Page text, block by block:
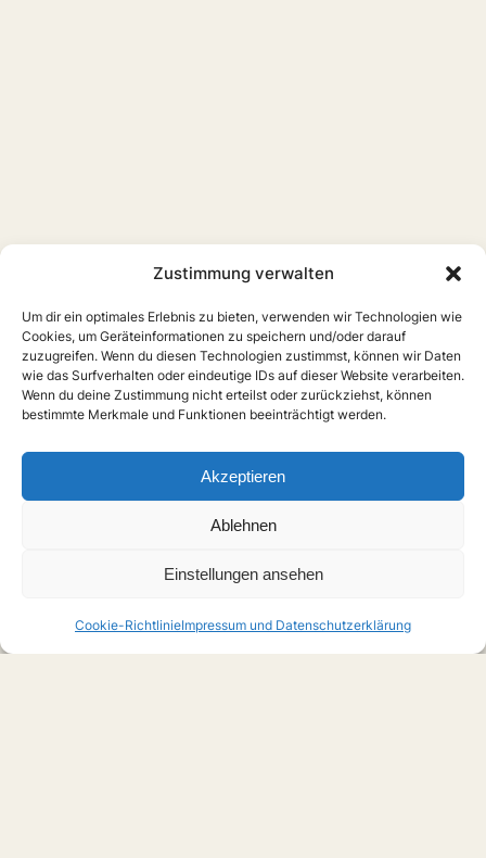
Zustimmung verwalten
Um dir ein optimales Erlebnis zu bieten, verwenden wir Technologien wie
Cookies, um Geräteinformationen zu speichern und/oder darauf
zuzugreifen. Wenn du diesen Technologien zustimmst, können wir Daten
wie das Surfverhalten oder eindeutige IDs auf dieser Website verarbeiten.
Wenn du deine Zustimmung nicht erteilst oder zurückziehst, können
bestimmte Merkmale und Funktionen beeinträchtigt werden.
Akzeptieren
Ablehnen
Einstellungen ansehen
Cookie-RichtlinieImpressum und Datenschutzerklärung